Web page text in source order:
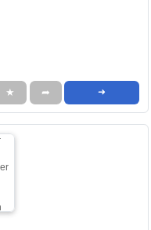
★ ➦ ➜